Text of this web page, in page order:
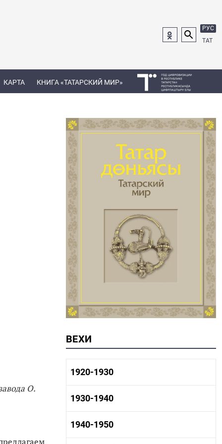
РУС
ТАТ
КАРТА КНИГА «ТАТАРСКИЙ МИР»
О.
ВЕХИ
1920-1930
1920-1930 история
1920-1930 культура
1930-1940
1930-1940 история
1930-1940 культура
1940-1950